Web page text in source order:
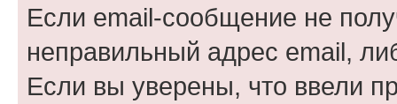
Если email-сообщение не
неправильный адрес email,
Если вы уверены, что ввели